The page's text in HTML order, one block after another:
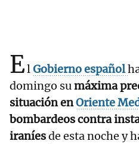
ElGobierno español
domingo sumáxima
situación enOriente
bombardeos contra
iraníesde esta noche y